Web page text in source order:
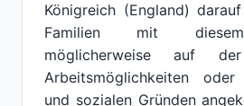
Königreich (England)
Familien mit diesem
möglicherweise auf
Arbeitsmöglichkeiten
und sozialen Gründen